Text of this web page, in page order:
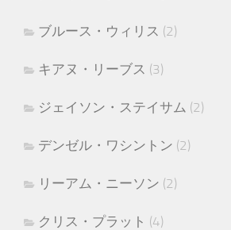
ブルース・ウィリス (2)
キアヌ・リーブス (3)
ジェイソン・ステイサム (2)
デンゼル・ワシントン (2)
リーアム・ニーソン (2)
クリス・プラット (4)